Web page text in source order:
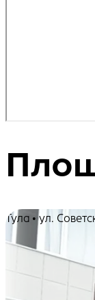
Тула • ул.